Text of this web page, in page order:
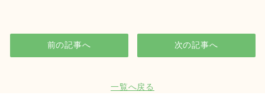
前の記事へ
一覧へ戻る
次の記事へ